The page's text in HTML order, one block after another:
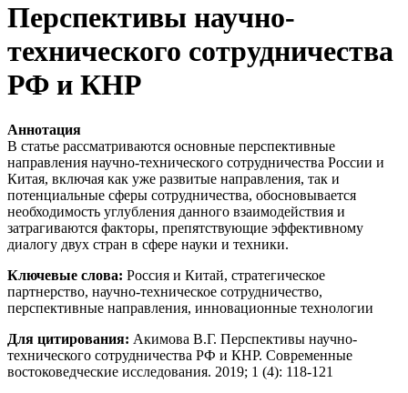
Перспективы научно-
технического сотрудничества
РФ и КНР
Аннотация
В статье рассматриваются основные перспективные
направления научно-технического сотрудничества России и
Китая, включая как уже развитые направления, так и
потенциальные сферы сотрудничества, обосновывается
необходимость углубления данного взаимодействия и
затрагиваются факторы, препятствующие эффективному
диалогу двух стран в сфере науки и техники.
Ключевые слова: Россия и Китай, стратегическое
партнерство, научно-техническое сотрудничество,
перспективные направления, инновационные технологии
Для цитирования: Акимова В.Г. Перспективы научно-
технического сотрудничества РФ и КНР. Современные
востоковедческие исследования. 2019; 1 (4): 118-121